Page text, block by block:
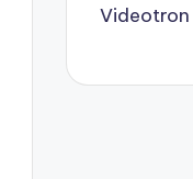
Videotron